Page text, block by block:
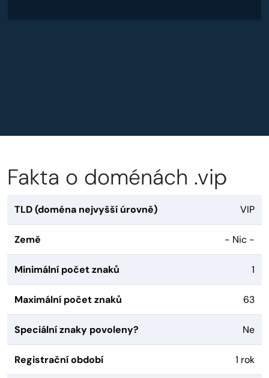
Fakta o doménách .vip
TLD (doména nejvyšší úrovně) VIP
Země - Nic -
Minimální počet znaků 1
Maximální počet znaků 63
Speciální znaky povoleny? Ne
Registrační období 1 rok